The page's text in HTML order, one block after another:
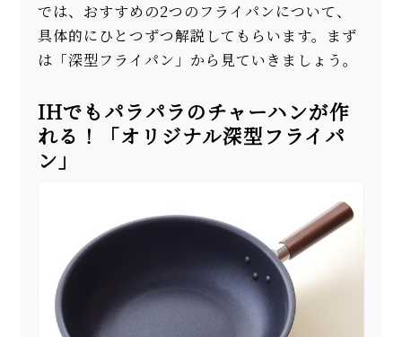
では、おすすめの2つのフライパンについて、
具体的にひとつずつ解説してもらいます。まず
は「深型フライパン」から見ていきましょう。
IHでもパラパラのチャーハンが作
れる！「オリジナル深型フライパ
ン」